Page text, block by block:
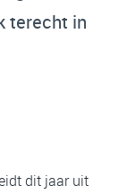
terecht in
dit jaar uit